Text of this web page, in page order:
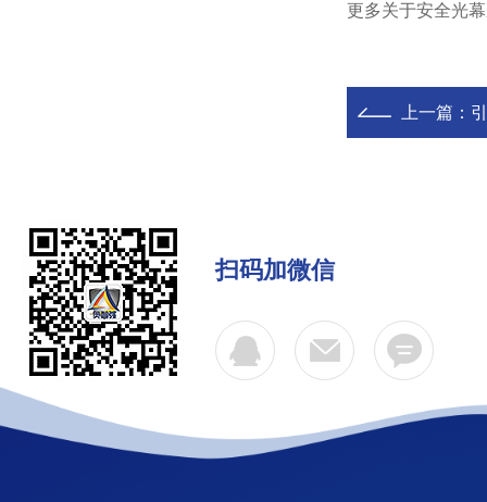
更多关于安全光
上一篇：
扫码加微信